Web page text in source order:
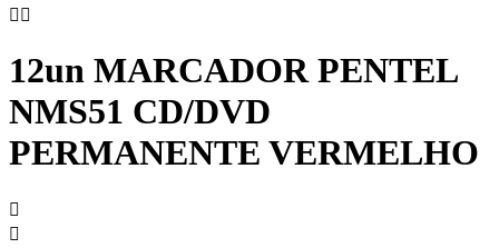
 
12un MARCADOR PENTEL
NMS51 CD/DVD
PERMANENTE VERMELHO

